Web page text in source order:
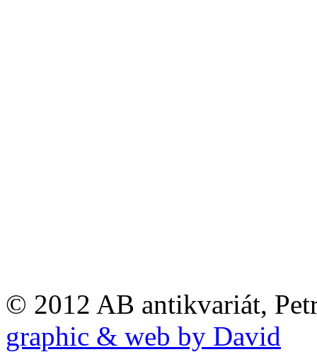
© 2012 AB antikvariát,
graphic & web by David